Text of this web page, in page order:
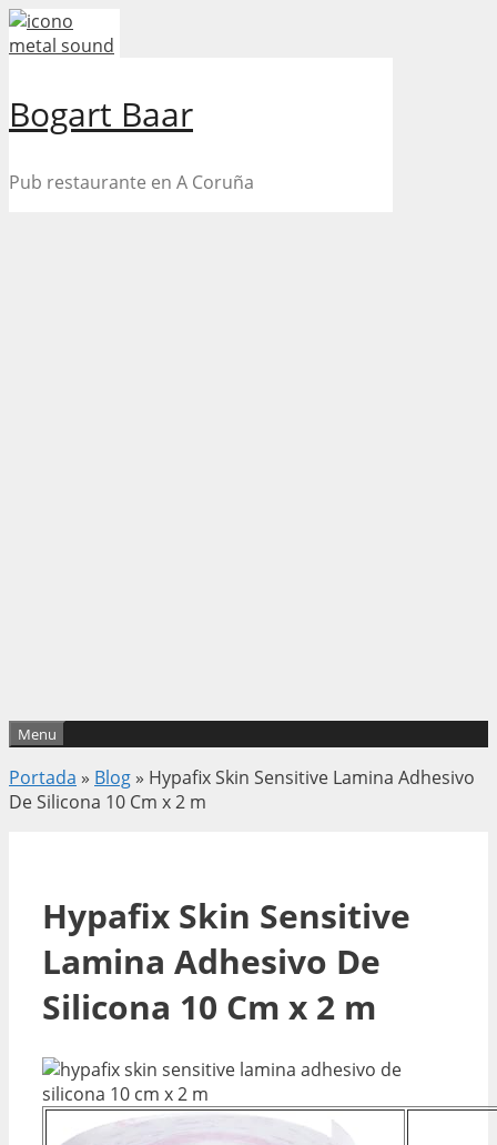
Skip
to
Bogart Baar
Pub restaurante en A Coruña
Menu
Portada » Blog » Hypafix Skin Sensitive Lamina Adhesivo
De Silicona 10 Cm x 2 m
Hypafix Skin Sensitive
Lamina Adhesivo De
Silicona 10 Cm x 2 m